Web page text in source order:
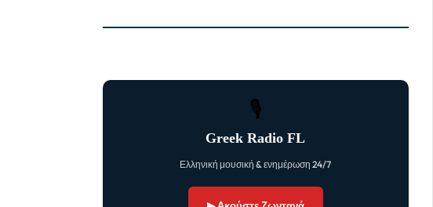
🎙
Greek Radio FL
Ελληνική μουσική & ενημέρωση 24/7